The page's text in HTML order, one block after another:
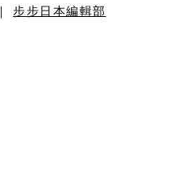
｜步步日本編輯部